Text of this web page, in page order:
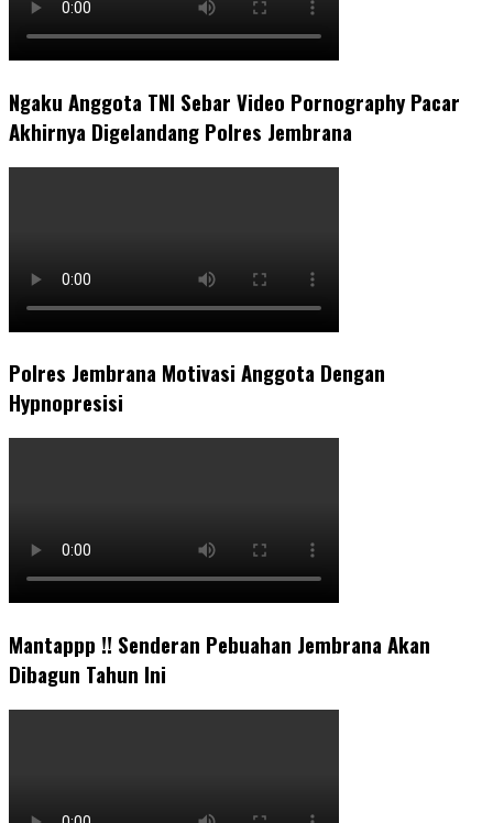
Ngaku Anggota TNI Sebar Video Pornography Pacar
Akhirnya Digelandang Polres Jembrana
Polres Jembrana Motivasi Anggota Dengan
Hypnopresisi
Mantappp !! Senderan Pebuahan Jembrana Akan
Dibagun Tahun Ini